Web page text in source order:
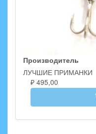
Производитель
ЛУЧШИЕ ПРИМАНКИ
₽ 495,00